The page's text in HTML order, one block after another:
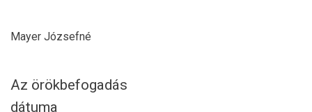
Mayer Józsefné
Az örökbefogadás
dátuma